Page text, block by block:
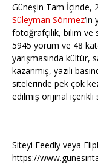
Güneşin Tam İçinde,
Süleyman Sönmez‘in
fotoğrafçılık, bilim
5945 yorum ve 48
yarışmasında kültür,
kazanmış, yazılı
sitelerinde pek çok
edilmiş orijinal içerikli
Siteyi Feedly veya
https://